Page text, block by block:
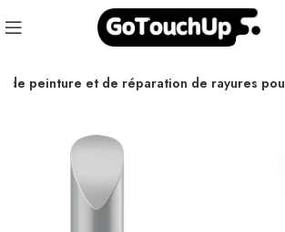
de peinture et de réparation de rayures